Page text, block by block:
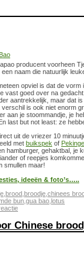
producent voorheen
naam die natuurlijk
opviel is dat de
vast goed over na
aantrekkelijk, maar dat
is ook niet enorm
aan je stoommandje, je
last but not least: ze
uit de vriezer 10
met buikspek of
hamburger, gehaktbal, je
of reepjes
smullen maar!
ideeën & foto’s…..
brood broodje chinees
bun gua bao lotus
Chinese